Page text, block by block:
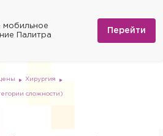
налоговой
Хирургия
сложности)
мобильное
Палитра
Перейти